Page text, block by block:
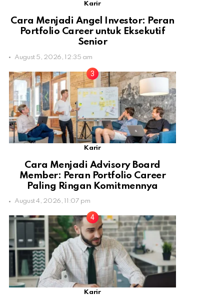
Karir
Cara Menjadi Angel Investor: Peran
Portfolio Career untuk Eksekutif
Senior
August 5, 2026, 12:35 am
Karir
Cara Menjadi Advisory Board
Member: Peran Portfolio Career
Paling Ringan Komitmennya
August 4, 2026, 11:07 pm
Karir